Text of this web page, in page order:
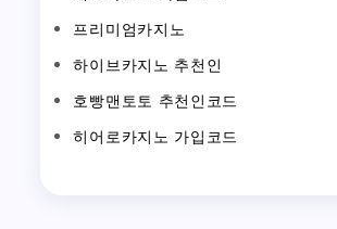
프리미엄카지노
하이브카지노 추천인
호빵맨토토 추천인코드
히어로카지노 가입코드